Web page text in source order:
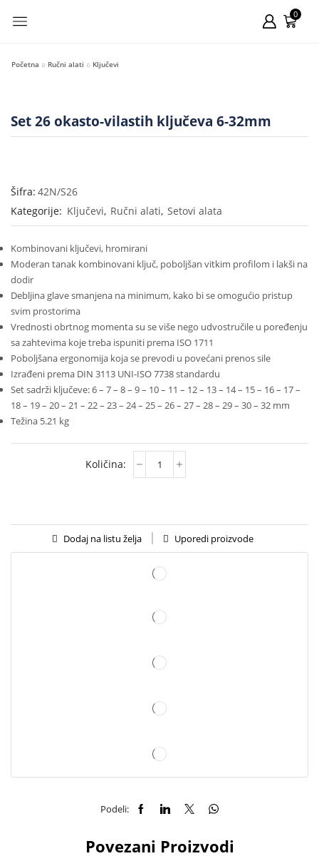
0
Početna Ručni alati Ključevi
Set 26 okasto-vilastih ključeva 6-32mm
Šifra: 42N/S26
Kategorije: Ključevi, Ručni alati, Setovi alata
Kombinovani ključevi, hromirani
Moderan tanak kombinovani ključ, poboljšan vitkim profilom i lakši na
dodir
Debljina glave smanjena na minimum, kako bi se omogućio pristup
svim prostorima
Vrednosti obrtnog momenta su se više nego udvostručile u poređenju
sa zahtevima koje treba ispuniti prema ISO 1711
Poboljšana ergonomija koja se prevodi u povećani prenos sile
Izrađeni prema DIN 3113 UNI-ISO 7738 standardu
Set sadrži ključeve: 6 – 7 – 8 – 9 – 10 – 11 – 12 – 13 – 14 – 15 – 16 – 17 –
18 – 19 – 20 – 21 – 22 – 23 – 24 – 25 – 26 – 27 – 28 – 29 – 30 – 32 mm
Težina 5.21 kg
Dodaj na listu želja Uporedi proizvode
Podeli:
Povezani Proizvodi